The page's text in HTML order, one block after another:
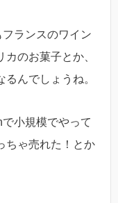
ランスのワイン
のお菓子とか、
んでしょうね。
小規模でやって
ちゃ売れた！とか